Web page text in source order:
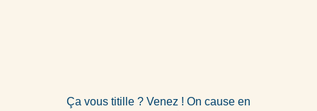
Ça vous titille ? Venez ! On cause en